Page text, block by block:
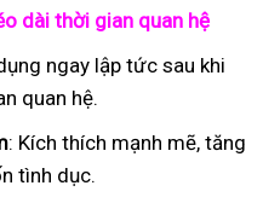
dài thời gian quan hệ
ngay lập tức sau khi
quan hệ.
: Kích thích mạnh mẽ, tăng
tình dục.